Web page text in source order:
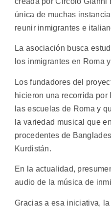
única de muchas
reunir inmigrantes e
La asociación busca
los inmigrantes en Roma
Los fundadores del
hicieron una recorrida
las escuelas de Roma y
la variedad musical que
procedentes de
Kurdistán.
En la actualidad,
audio de la música de
Gracias a esa iniciativa,